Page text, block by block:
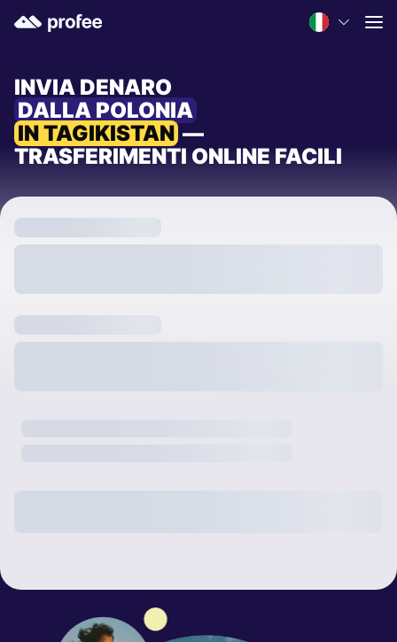
INVIA DENARO
DALLA POLONIA
IN TAGIKISTAN —
TRASFERIMENTI ONLINE FACILI